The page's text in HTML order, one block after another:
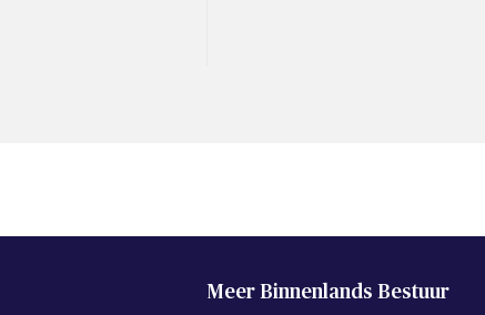
Meer Binnenlands Bestuur